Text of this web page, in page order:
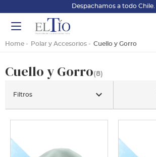
Despachamos a todo Chile.
Home Polar y Accesorios Cuello y Gorro
Cuello y Gorro(8)
Filtros keyboard_arrow_down